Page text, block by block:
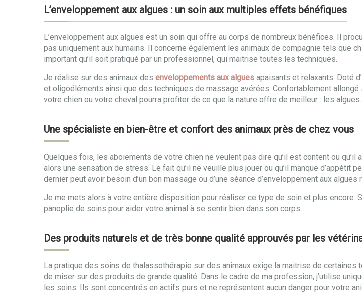
L’enveloppement aux algues : un soin aux multiples effets bénéfiques
L’enveloppement aux algues est un soin qui offre au corps de nombreux bénéfices. Il
pas uniquement aux humains. Il concerne également les animaux de compagnie tels
important qu’il soit pratiqué par un professionnel, qui maitrise toutes les techniques.
Je réalise sur des animaux des enveloppements aux algues apaisants et relaxants. Doté
et oligoéléments ainsi que des techniques de massage avérées. Confortablement
votre chien ou votre cheval pourra profiter de ce que la nature offre de meilleur : les algues.
Une spécialiste en bien-être et confort des animaux près de chez vous
Quelques fois, les aboiements de votre chien ne veulent pas dire qu’il est content ou
alors une sensation de stress. Le fait qu’il ne veuille plus jouer ou qu’il manque d’appétit
dernier peut avoir besoin d’un bon massage ou d’une séance d’enveloppement aux algues
Je me mets alors à votre entière disposition pour réaliser ce type de soin et plus
panoplie de soins pour aider votre animal à se sentir bien dans son corps.
Des produits naturels et de très bonne qualité approuvés par les
La pratique des soins de thalassothérapie sur des animaux exige la maitrise de certaines
de miser sur des produits de grande qualité. Dans le cadre de ma profession, j’utilise
les soins. Ils sont concentrés en actifs purs et ne représentent aucun danger pour votre